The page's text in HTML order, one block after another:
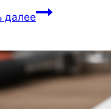
далееКак
раковины